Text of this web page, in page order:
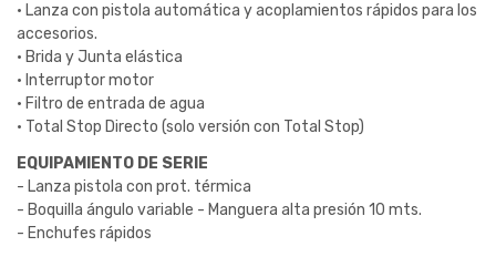
· Lanza con pistola automática y acoplamientos rápidos para los
accesorios.
· Brida y Junta elástica
· Interruptor motor
· Filtro de entrada de agua
· Total Stop Directo (solo versión con Total Stop)
EQUIPAMIENTO DE SERIE
- Lanza pistola con prot. térmica
- Boquilla ángulo variable - Manguera alta presión 10 mts.
- Enchufes rápidos